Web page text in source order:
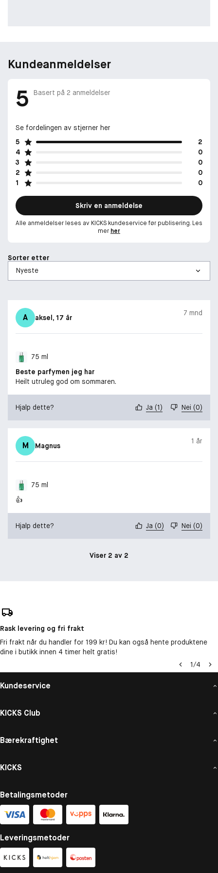
Kundeanmeldelser
5 Basert på 2 anmeldelser
Se fordelingen av stjerner her
5
2
4
0
3
0
2
0
1
0
Skriv en anmeldelse
Alle anmeldelser leses av KICKS kundeservice før publisering. Les
mer her
Sorter etter
A aksel, 17 år
7 mnd
75 ml
Beste parfymen jeg har
Heilt utruleg god om sommaren.
Hjalp dette? Ja (1) Nei (0)
M Magnus
1 år
75 ml
👍
Hjalp dette? Ja (0) Nei (0)
Viser 2 av 2
Rask levering og fri frakt
Fri frakt når du handler for 199 kr! Du kan også hente produktene
dine i butikk innen 4 timer helt gratis!
1/4
Kundeservice
KICKS Club
Bærekraftighet
KICKS
Betalingsmetoder
Leveringsmetoder